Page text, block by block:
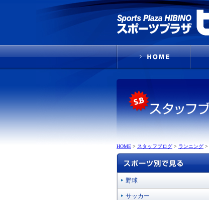
HOME > スタッフブログ > ランニング >
野球
サッカー